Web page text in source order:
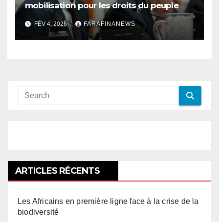
mobilisation pour les droits du peuple
palestinien
FÉV 4, 2026 FARAFINANEWS
ARTICLES RÉCENTS
Les Africains en première ligne face à la crise de la
biodiversité